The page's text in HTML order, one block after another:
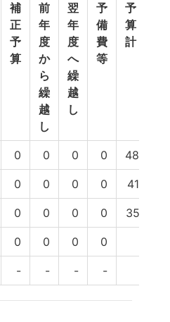
補
正
予
算
前
年
度
か
ら
繰
越
し
翌
年
度
へ
繰
越
し
予
備
費
等
予
算
計
0 0 0 0 480
0 0 0 0 418
0 0 0 0 357
0 0 0 0
- - - -